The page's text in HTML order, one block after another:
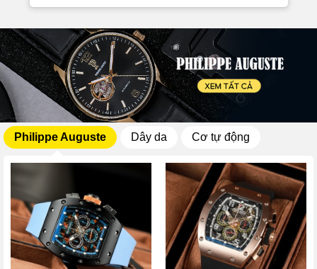
Philippe Auguste Dây da Cơ tự động